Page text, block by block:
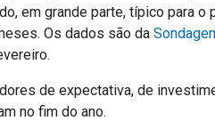
em grande parte, típico para
Os dados são da
de expectativa, de
no fim do ano.